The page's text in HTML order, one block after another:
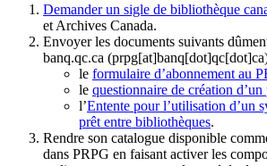
Demander un sigle de bibliothèque
et Archives Canada.
Envoyer les documents suivants
banq.qc.ca
le formulaire d’abonnement au
le questionnaire de création
l’Entente pour l’utilisation d’un
prêt entre bibliothèques.
Rendre son catalogue disponible
dans PRPG en faisant activer les